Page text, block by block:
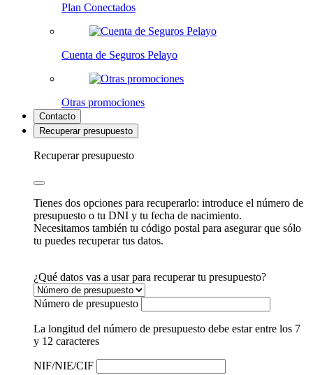
Plan Conectados
Cuenta de Seguros Pelayo
Otras promociones
Contacto
Recuperar presupuesto
Recuperar presupuesto
Tienes dos opciones para recuperarlo: introduce el número de
presupuesto o tu DNI y tu fecha de nacimiento.
Necesitamos también tu código postal para asegurar que sólo
tu puedes recuperar tus datos.
¿Qué datos vas a usar para recuperar tu presupuesto?
Número de presupuesto
La longitud del número de presupuesto debe estar entre los 7
y 12 caracteres
NIF/NIE/CIF